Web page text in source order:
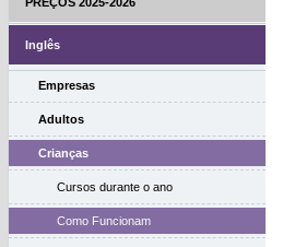
Inglês
Empresas
Adultos
Crianças
Cursos durante o ano
Como Funcionam